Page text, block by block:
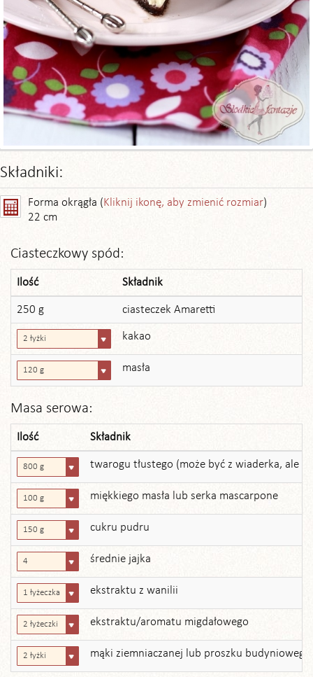
Składniki:
Forma okrągła (Kliknij ikonę, aby zmienić rozmiar)
22 cm
Ciasteczkowy spód:
Ilość Składnik
250 g ciasteczek Amaretti
2 łyżki kakao
120 g masła
Masa serowa:
Ilość Składnik
800 g twarogu tłustego (może być z wiaderka, ale
100 g miękkiego masła lub serka mascarpone
150 g cukru pudru
4 średnie jajka
1 łyżeczka ekstraktu z wanilii
2 łyżeczki ekstraktu/aromatu migdałowego
2 łyżki mąki ziemniaczanej lub proszku